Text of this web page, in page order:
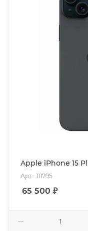
Apple iPhone 15
Арт.: 111795
65 500 ₽